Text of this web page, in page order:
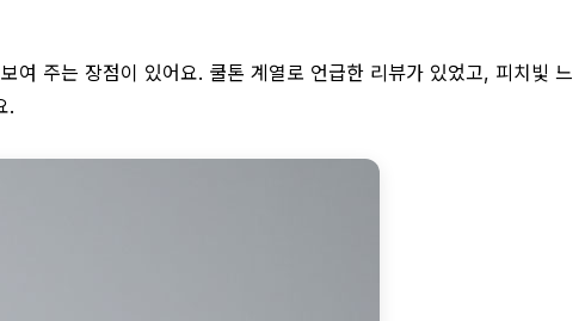
여 주는 장점이 있어요. 쿨톤 계열로 언급한 리뷰가 있었고, 피치빛 느
.